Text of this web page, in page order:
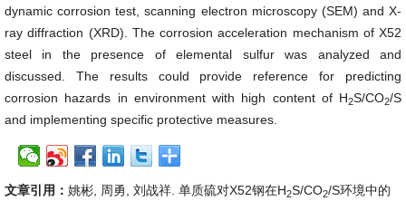
dynamic corrosion test, scanning electron microscopy (SEM) and X-
ray diffraction (XRD). The corrosion acceleration mechanism of X52
steel in the presence of elemental sulfur was analyzed and
discussed. The results could provide reference for predicting
corrosion hazards in environment with high content of H2S/CO2/S
and implementing specific protective measures.
文章引用： 姚彬, 周勇, 刘战祥. 单质硫对X52钢在H2S/CO2/S环境中的